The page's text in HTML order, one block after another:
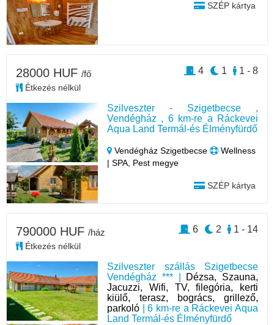
SZÉP kártya
Szilveszter - Szigetbecse ,
Vendégház , 6 km-re a Ráckevei
Aqua Land Termál-és Élményfürdő
Vendégház Szigetbecse
Wellness
| SPA, Pest megye
SZÉP kártya
28000 HUF /fő
Étkezés nélkül
1 - 8
1
4
Szilveszter szállás Szigetbecse
Vendégház *** |
Dézsa, Szauna,
Jacuzzi, Wifi, TV, filegória, kerti
kiülő, terasz, bogrács, grillező,
parkoló | 6 km-re a Ráckevei Aqua
Land Termál-és Élményfürdő
790000 HUF /ház
Étkezés nélkül
1 - 14
2
6